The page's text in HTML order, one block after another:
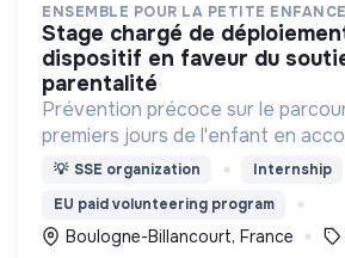
ENSEMBLE POUR LA PETITE ENFANCE
stage chargé de déploiement d'un
dispositif en faveur du
parentalité
Prévention précoce sur le
premiers jours de l'enfant en
professionnels et parents pour
développement de l'enfant.
💡 SSE organization
Internship
EU paid volunteering program
Boulogne-Billancourt, France